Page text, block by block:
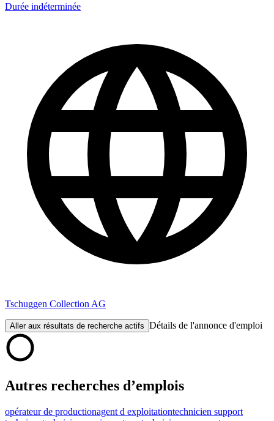
Durée indéterminée
Tschuggen Collection AG
Aller aux résultats de recherche actifs Détails de l'annonce d'emploi
Autres recherches d’emplois
opérateur de productionagent d exploitationtechnicien support